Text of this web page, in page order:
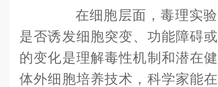
在细胞层面，毒理实验
是否诱发细胞突变、功能障碍
的变化是理解毒性机制和潜在
体外细胞培养技术，科学家能